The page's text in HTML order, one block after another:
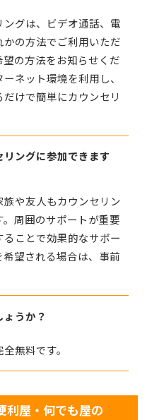
グは、ビデオ通話、電
の方法でご利用いただ
の方法をお知らせくだ
ネット環境を利用し、
けで簡単にカウンセリ
ングに参加できます
や友人もカウンセリン
周囲のサポートが重要
ことで効果的なサポー
希望される場合は、事前
うか？
無料です。
利屋・何でも屋の